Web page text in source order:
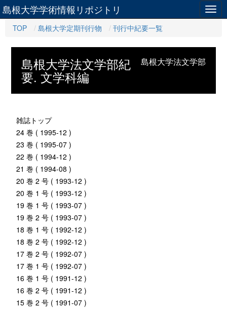
島根大学学術情報リポジトリ
TOP 島根大学定期刊行物 刊行中紀要一覧
島根大学法文学部
島根大学法文学部紀
要. 文学科編
雑誌トップ
24 巻 ( 1995-12 )
23 巻 ( 1995-07 )
22 巻 ( 1994-12 )
21 巻 ( 1994-08 )
20 巻 2 号 ( 1993-12 )
20 巻 1 号 ( 1993-12 )
19 巻 1 号 ( 1993-07 )
19 巻 2 号 ( 1993-07 )
18 巻 1 号 ( 1992-12 )
18 巻 2 号 ( 1992-12 )
17 巻 2 号 ( 1992-07 )
17 巻 1 号 ( 1992-07 )
16 巻 1 号 ( 1991-12 )
16 巻 2 号 ( 1991-12 )
15 巻 2 号 ( 1991-07 )